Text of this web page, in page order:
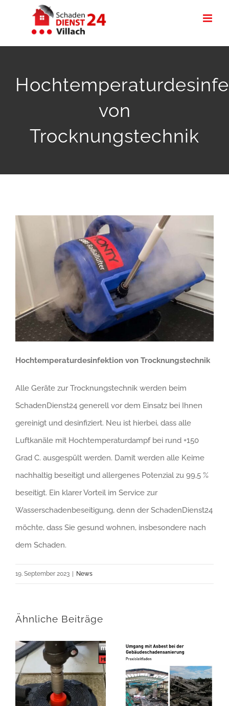
von
Trocknungstechnik
Hochtemperaturdesinfektion von Trocknungstechnik
Alle Geräte zur Trocknungstechnik werden beim
SchadenDienst24 generell vor dem Einsatz bei Ihnen
gereinigt und desinfiziert. Neu ist hierbei, dass alle
Luftkanäle mit Hochtemperaturdampf bei rund +150
Grad C. ausgespült werden. Damit werden alle Keime
nachhaltig beseitigt und allergenes Potenzial zu 99,5 %
beseitigt. Ein klarer Vorteil im Service zur
Wasserschadenbeseitigung, denn der SchadenDienst24
möchte, dass Sie gesund wohnen, insbesondere nach
dem Schaden.
19. September 2023 | News
Ähnliche Beiträge